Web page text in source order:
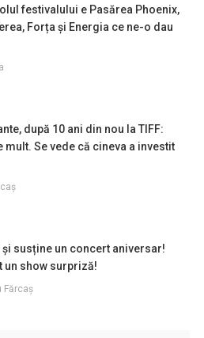
festivalului e Pasărea Phoenix,
Forța și Energia ce ne-o dau
după 10 ani din nou la TIFF:
mult. Se vede că cineva a investit
și susține un concert aniversar!
un show surpriză!
Fărcaş